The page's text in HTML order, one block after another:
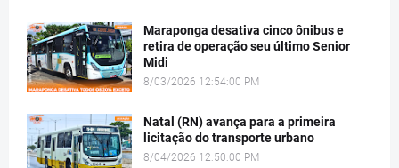
Maraponga desativa cinco ônibus e
retira de operação seu último Senior
Midi
8/03/2026 12:54:00 PM
Natal (RN) avança para a primeira
licitação do transporte urbano
8/04/2026 12:50:00 PM